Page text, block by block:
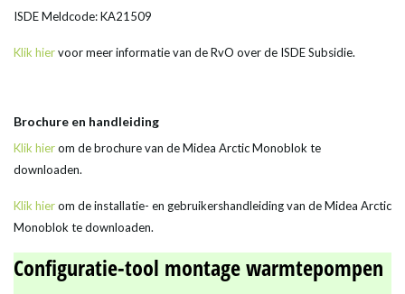
ISDE Meldcode: KA21509
Klik hiervoor meer informatie van de RvO over de ISDE Subsidie.
Brochure en handleiding
Klik hierom de brochure van de Midea Arctic Monoblok te
downloaden.
Klik hierom de installatie- en gebruikershandleiding van de Midea Arctic
Monoblok te downloaden.